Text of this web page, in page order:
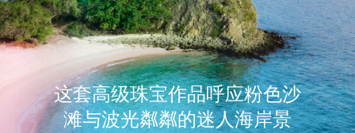
这套高级珠宝作品呼应粉色沙
滩与波光粼粼的迷人海岸景